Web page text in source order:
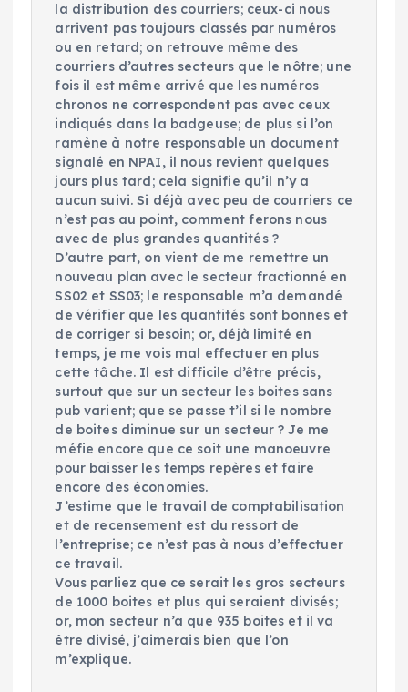
la distribution des courriers; ceux-ci nous
arrivent pas toujours classés par numéros
ou en retard; on retrouve même des
courriers d’autres secteurs que le nôtre; une
fois il est même arrivé que les numéros
chronos ne correspondent pas avec ceux
indiqués dans la badgeuse; de plus si l’on
ramène à notre responsable un document
signalé en NPAI, il nous revient quelques
jours plus tard; cela signifie qu’il n’y a
aucun suivi. Si déjà avec peu de courriers ce
n’est pas au point, comment ferons nous
avec de plus grandes quantités ?
D’autre part, on vient de me remettre un
nouveau plan avec le secteur fractionné en
SS02 et SS03; le responsable m’a demandé
de vérifier que les quantités sont bonnes et
de corriger si besoin; or, déjà limité en
temps, je me vois mal effectuer en plus
cette tâche. Il est difficile d’être précis,
surtout que sur un secteur les boites sans
pub varient; que se passe t’il si le nombre
de boites diminue sur un secteur ? Je me
méfie encore que ce soit une manoeuvre
pour baisser les temps repères et faire
encore des économies.
J’estime que le travail de comptabilisation
et de recensement est du ressort de
l’entreprise; ce n’est pas à nous d’effectuer
ce travail.
Vous parliez que ce serait les gros secteurs
de 1000 boites et plus qui seraient divisés;
or, mon secteur n’a que 935 boites et il va
être divisé, j’aimerais bien que l’on
m’explique.